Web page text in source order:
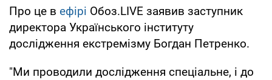
Про це в ефірі Обоз.LIVE заявив заступник
директора Українського інституту
дослідження екстремізму Богдан Петренко.
"Ми проводили дослідження спеціальне, і до